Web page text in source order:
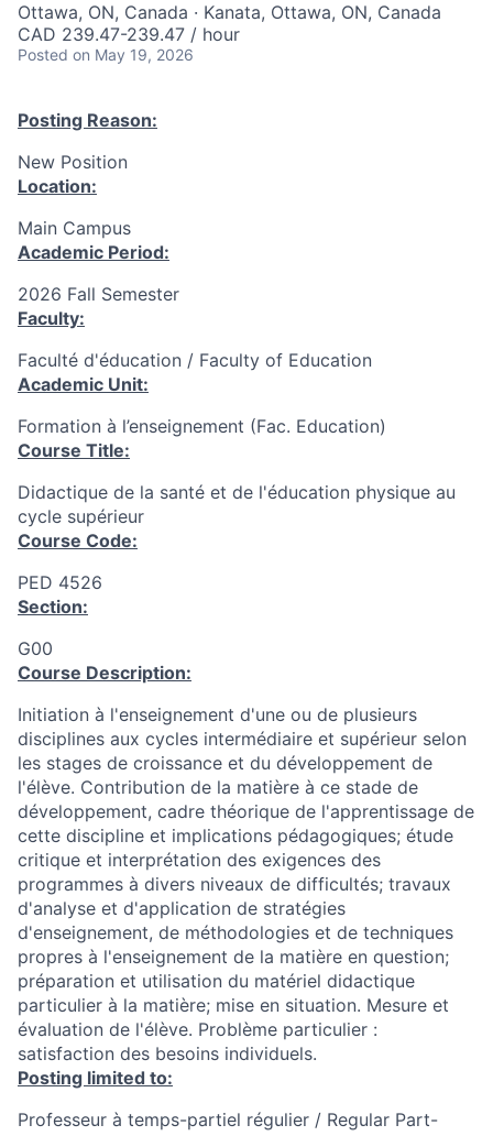
Ottawa, ON, Canada · Kanata, Ottawa, ON, Canada
CAD 239.47-239.47 / hour
Posted on May 19, 2026
Posting Reason:
New Position
Location:
Main Campus
Academic Period:
2026 Fall Semester
Faculty:
Faculté d'éducation / Faculty of Education
Academic Unit:
Formation à l’enseignement (Fac. Education)
Course Title:
Didactique de la santé et de l'éducation physique au
cycle supérieur
Course Code:
PED 4526
Section:
G00
Course Description:
Initiation à l'enseignement d'une ou de plusieurs
disciplines aux cycles intermédiaire et supérieur selon
les stages de croissance et du développement de
l'élève. Contribution de la matière à ce stade de
développement, cadre théorique de l'apprentissage de
cette discipline et implications pédagogiques; étude
critique et interprétation des exigences des
programmes à divers niveaux de difficultés; travaux
d'analyse et d'application de stratégies
d'enseignement, de méthodologies et de techniques
propres à l'enseignement de la matière en question;
préparation et utilisation du matériel didactique
particulier à la matière; mise en situation. Mesure et
évaluation de l'élève. Problème particulier :
satisfaction des besoins individuels.
Posting limited to:
Professeur à temps-partiel régulier / Regular Part-